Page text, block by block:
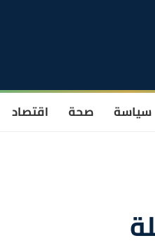
سياسة صحة اقتصاد